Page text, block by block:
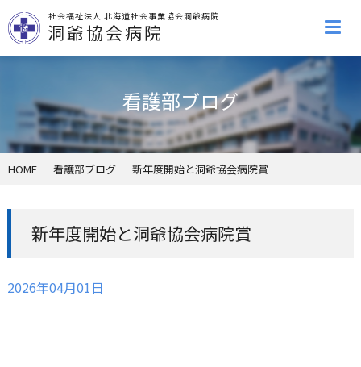
社会福祉法人 北海道社会事業協会洞爺病院
洞爺協会病院
看護部ブログ
HOME 看護部ブログ 新年度開始と洞爺協会病院賞
新年度開始と洞爺協会病院賞
2026年04月01日